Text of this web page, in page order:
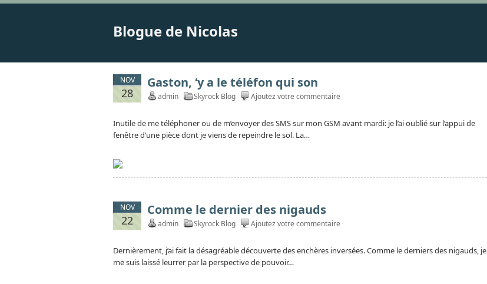
Blogue de Nicolas
NOV
28
Gaston, ‘y a le téléfon qui son
admin Skyrock Blog Ajoutez votre commentaire
Inutile de me téléphoner ou de m’envoyer des SMS sur mon GSM avant mardi: je l’ai oublié sur l’appui de
fenêtre d’une pièce dont je viens de repeindre le sol. La…
NOV
22
Comme le dernier des nigauds
admin Skyrock Blog Ajoutez votre commentaire
Dernièrement, j’ai fait la désagréable découverte des enchères inversées. Comme le derniers des nigauds, je
me suis laissé leurrer par la perspective de pouvoir…